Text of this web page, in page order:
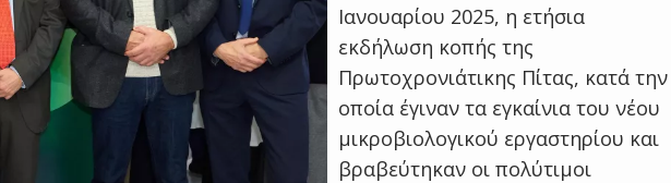
Ιανουαρίου 2025, η ετήσια
εκδήλωση κοπής της
Πρωτοχρονιάτικης Πίτας, κατά την
οποία έγιναν τα εγκαίνια του νέου
μικροβιολογικού εργαστηρίου και
βραβεύτηκαν οι πολύτιμοι